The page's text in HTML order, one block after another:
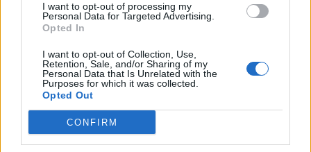
I want to opt-out of processing my
Personal Data for Targeted Advertising.
Opted In
I want to opt-out of Collection, Use,
Retention, Sale, and/or Sharing of my
Personal Data that Is Unrelated with the
Purposes for which it was collected.
Opted Out
CONFIRM